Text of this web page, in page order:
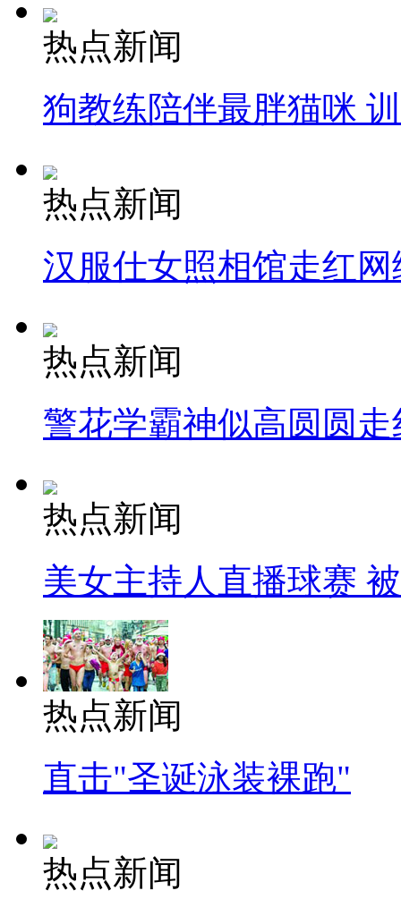
热点新闻
狗教练陪伴最胖猫咪
热点新闻
汉服仕女照相馆走红网
热点新闻
警花学霸神似高圆圆走
热点新闻
美女主持人直播球赛
热点新闻
直击"圣诞泳装裸跑"
热点新闻